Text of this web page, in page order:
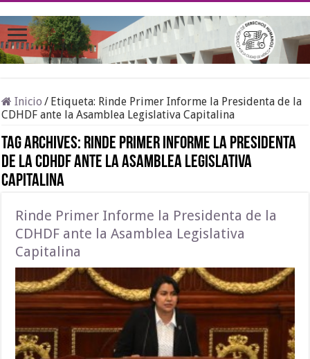
Inicio / Etiqueta: Rinde Primer Informe la Presidenta de la
CDHDF ante la Asamblea Legislativa Capitalina
Tag Archives: Rinde Primer Informe la Presidenta
de la CDHDF ante la Asamblea Legislativa
Capitalina
Rinde Primer Informe la Presidenta de la
CDHDF ante la Asamblea Legislativa
Capitalina